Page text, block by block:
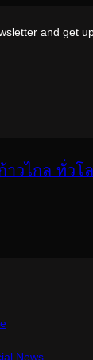
and get
าวไกล ทั่วโ
News